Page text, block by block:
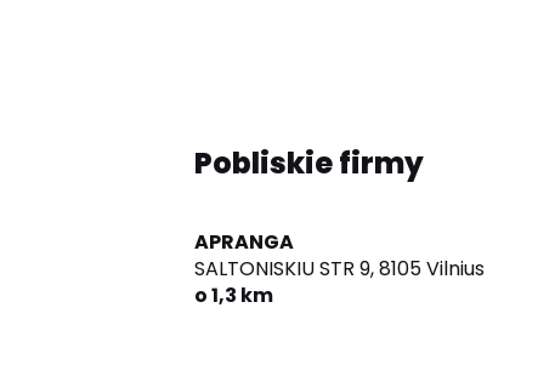
Pobliskie firmy
APRANGA
SALTONISKIU STR 9,8105 Vilnius
o 1,3 km